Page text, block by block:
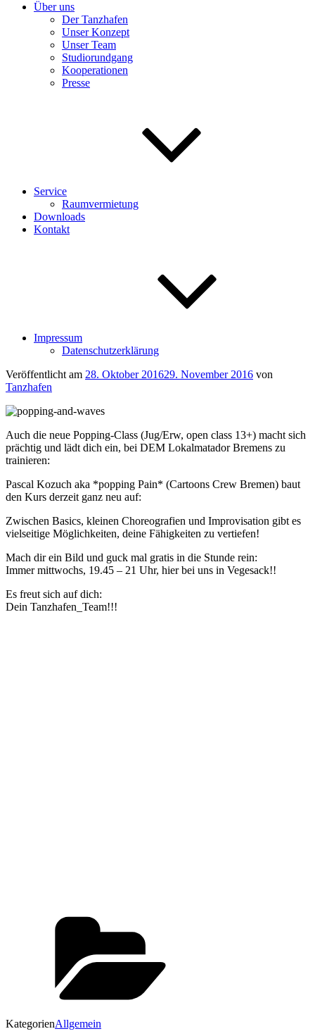
Über uns
Der Tanzhafen
Unser Konzept
Unser Team
Studiorundgang
Kooperationen
Presse
Service
Raumvermietung
Downloads
Kontakt
Impressum
Datenschutzerklärung
Veröffentlicht am 28. Oktober 201629. November 2016 von
Tanzhafen
Auch die neue Popping-Class (Jug/Erw, open class 13+) macht sich
prächtig und lädt dich ein, bei DEM Lokalmatador Bremens zu
trainieren:
Pascal Kozuch aka *popping Pain* (Cartoons Crew Bremen) baut
den Kurs derzeit ganz neu auf:
Zwischen Basics, kleinen Choreografien und Improvisation gibt es
vielseitige Möglichkeiten, deine Fähigkeiten zu vertiefen!
Mach dir ein Bild und guck mal gratis in die Stunde rein:
Immer mittwochs, 19.45 – 21 Uhr, hier bei uns in Vegesack!!
Es freut sich auf dich:
Dein Tanzhafen_Team!!!
KategorienAllgemein